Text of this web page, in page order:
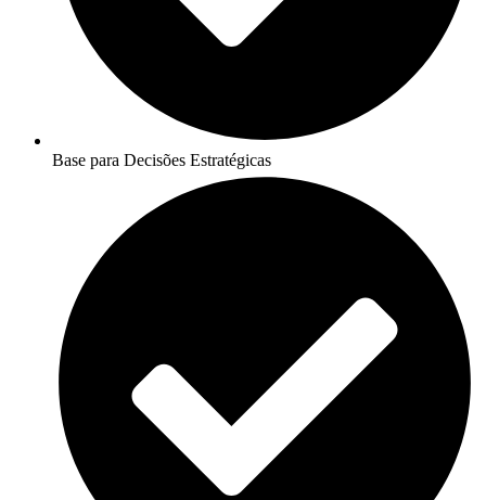
Base para Decisões Estratégicas